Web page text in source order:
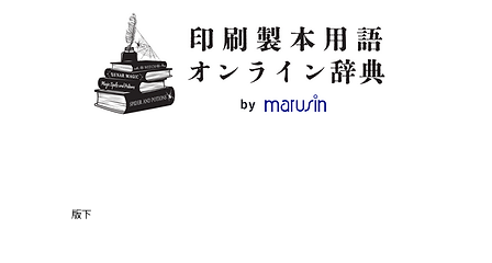
版下